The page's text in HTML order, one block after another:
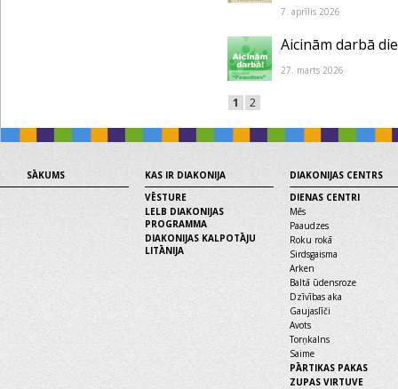
7. aprīlis 2026
Aicinām darbā
27. marts 2026
1 2
SĀKUMS
KAS IR DIAKONIJA
VĒSTURE
LELB DIAKONIJAS
PROGRAMMA
DIAKONIJAS KALPOTĀJU
LITĀNIJA
DIAKONIJAS CENTRS
DIENAS CENTRI
Mēs
Paaudzes
Roku rokā
Sirdsgaisma
Arken
Baltā ūdensroze
Dzīvības aka
Gaujaslīči
Avots
Torņkalns
Saime
PĀRTIKAS PAKAS
ZUPAS VIRTUVE